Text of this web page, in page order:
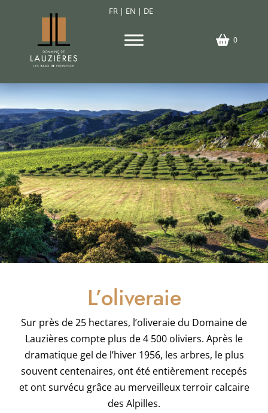
FR| EN | DE
0
L’oliveraie
Sur près de 25 hectares, l’oliveraie du Domaine de
Lauzières compte plus de 4 500 oliviers. Après le
dramatique gel de l’hiver 1956, les arbres, le plus
souvent centenaires, ont été entièrement recepés
et ont survécu grâce au merveilleux terroir calcaire
des Alpilles.